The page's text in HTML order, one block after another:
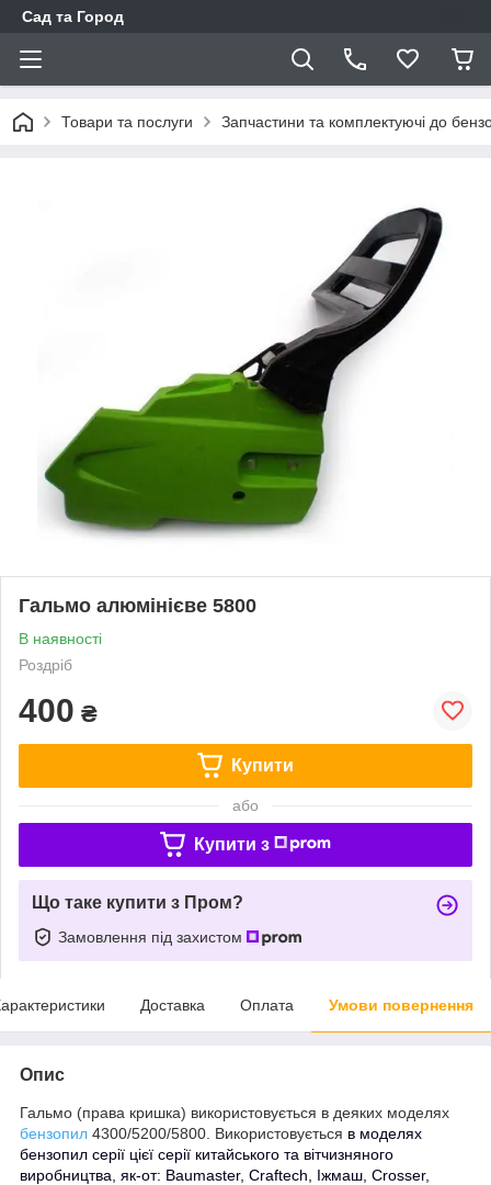
Сад та Город
Товари та послуги Запчастини та комплектуючі до
Гальмо алюмінієве 5800
В наявності
Роздріб
400 ₴
Купити
або
Купити з
Що таке купити з Пром?
Замовлення під захистом
Доставка Оплата Умови повернення
Опис
Гальмо (права кришка) використовується в деяких моделях
бензопил 4300/5200/5800. Використовується в моделях
бензопил серії цієї серії китайського та вітчизняного
виробництва, як-от: Baumaster, Craftech, Іжмаш, Crosser,